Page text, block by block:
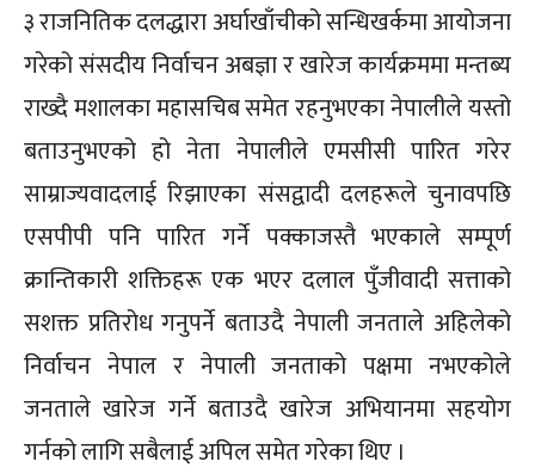
३ राजनितिक दलद्धारा अर्घाखाँचीको सन्धिखर्कमा आयोजना
गरेको संसदीय निर्वाचन अबज्ञा र खारेज कार्यक्रममा मन्तब्य
राख्दै मशालका महासचिब समेत रहनुभएका नेपालीले यस्तो
बताउनुभएको हो नेता नेपालीले एमसीसी पारित गरेर
साम्राज्यवादलाई रिझाएका संसद्वादी दलहरूले चुनावपछि
एसपीपी पनि पारित गर्ने पक्काजस्तै भएकाले सम्पूर्ण
क्रान्तिकारी शक्तिहरू एक भएर दलाल पुँजीवादी सत्ताको
सशक्त प्रतिरोध गनुपर्ने बताउदै नेपाली जनताले अहिलेको
निर्वाचन नेपाल र नेपाली जनताको पक्षमा नभएकोले
जनताले खारेज गर्ने बताउदै खारेज अभियानमा सहयोग
गर्नको लागि सबैलाई अपिल समेत गरेका थिए ।